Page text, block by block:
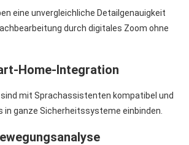
eine unvergleichliche Detailgenauigkeit
durch digitales Zoom ohne
Home-Integration
sind mit Sprachassistenten kompatibel und
in ganze Sicherheitssysteme einbinden.